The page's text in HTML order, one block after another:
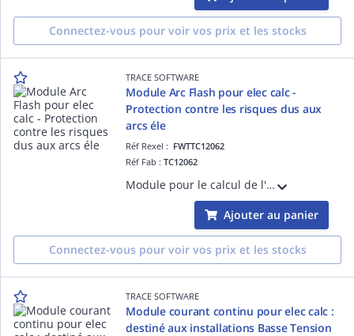
Connectez-vous pour voir vos prix et les stocks
TRACE SOFTWARE
Module Arc Flash pour elec calc -
Protection contre les risques dus aux
arcs éle
Réf Rexel : FWTTC12062
Réf Fab :TC12062
Module pour le calcul de l'énergie incidente maximale à la distance de travail, la distance de protection pour l'énergie maximale admissible, la classe des gants (EPI) à utiliser pour prévenir le risque de choc électrique (normes CEI 60903
Ajouter au panier
Connectez-vous pour voir vos prix et les stocks
TRACE SOFTWARE
Module courant continu pour elec calc :
destiné aux installations Basse Tension